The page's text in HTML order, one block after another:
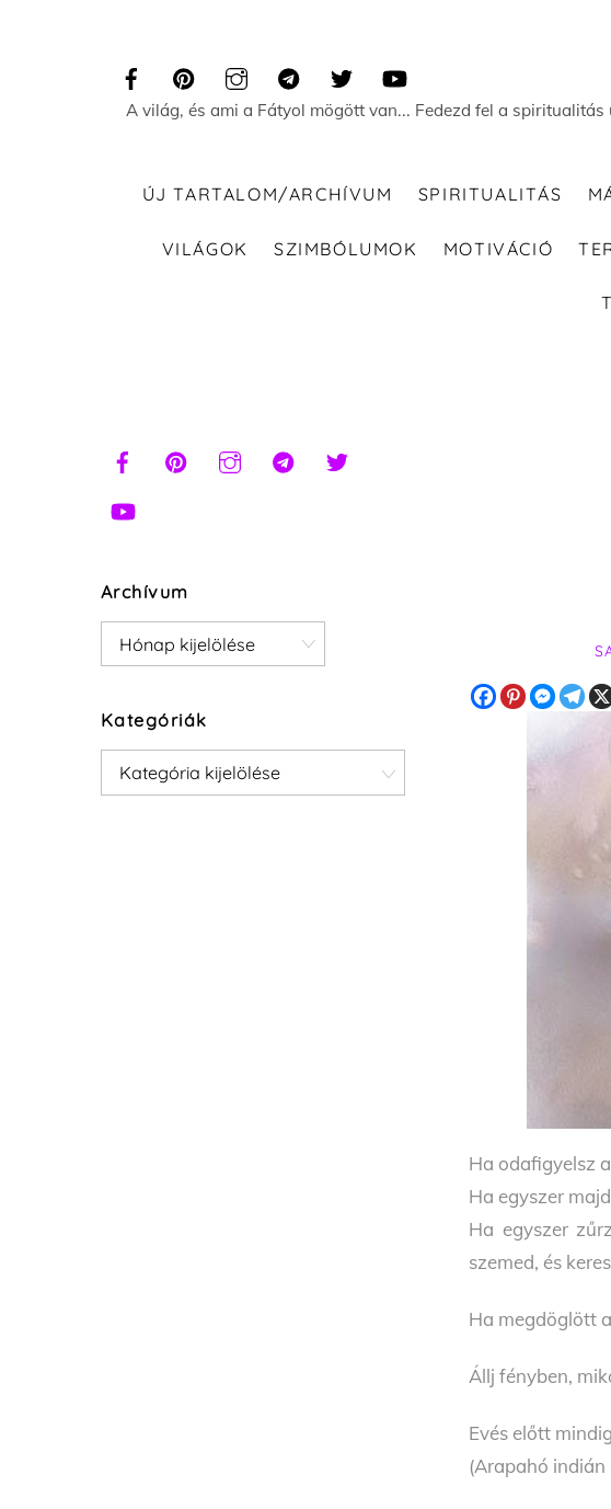
A világ, és ami a Fátyol mögött van... Fedezd fel a
ÚJ TARTALOM/ARCHÍVUM SPIRITUALITÁS
VILÁGOK SZIMBÓLUMOK MOTIVÁCIÓ
Ha odafigyelsz
Ha egyszer
Ha egyszer
szemed, és
Ha megdöglött
Állj fényben,
Evés előtt
(Arapahó indián
Archívum
Archívum
Kategóriák
Kategóriák